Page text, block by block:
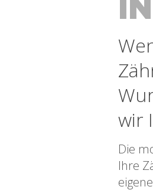
wir
Die
Ihre